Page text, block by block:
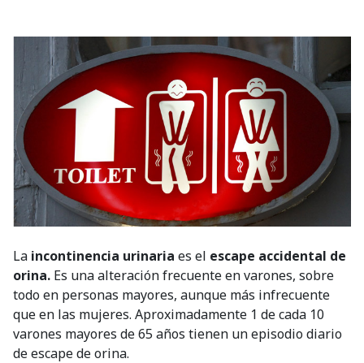
La incontinencia urinaria es el escape accidental de
orina. Es una alteración frecuente en varones, sobre
todo en personas mayores, aunque más infrecuente
que en las mujeres. Aproximadamente 1 de cada 10
varones mayores de 65 años tienen un episodio diario
de escape de orina.